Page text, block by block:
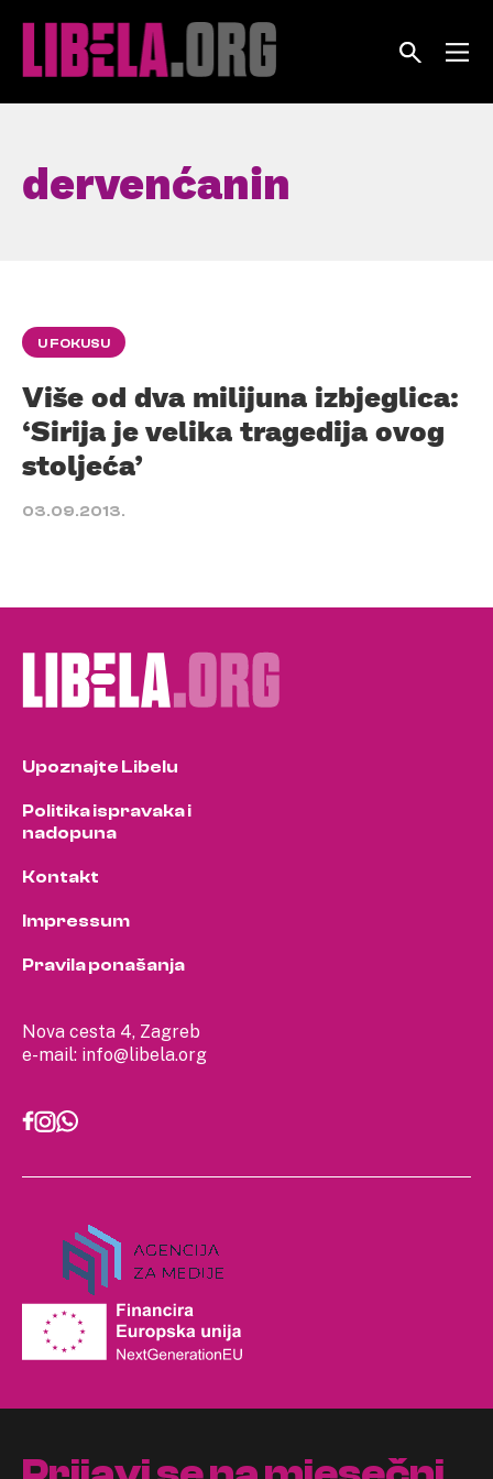
dervenćanin
U FOKUSU
Više od dva milijuna izbjeglica:
‘Sirija je velika tragedija ovog
stoljeća’
03.09.2013.
Nova cesta 4, Zagreb
e-mail: info@libela.org
Upoznajte Libelu
Politika ispravaka i
nadopuna
Kontakt
Impressum
Pravila ponašanja